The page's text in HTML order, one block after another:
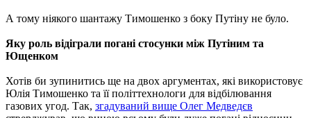
А тому ніякого шантажу Тимошенко з боку Путіну не було.
Яку роль відіграли погані стосунки між Путіним та
Ющенком
Хотів би зупинитись ще на двох аргументах, які використовує
Юлія Тимошенко та її політтехнологи для відбілювання
газових угод. Так, згадуваний вище Олег Медведєв